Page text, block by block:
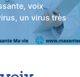
voix
un virus très